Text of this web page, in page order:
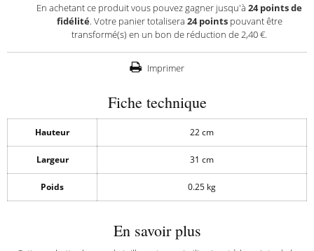
En achetant ce produit vous pouvez gagner jusqu'à 24points de
fidélité. Votre panier totalisera 24pointspouvant être
transformé(s) en un bon de réduction de 2,40 €.
Imprimer
Fiche technique
Hauteur 22 cm
Largeur 31 cm
Poids 0.25 kg
En savoir plus